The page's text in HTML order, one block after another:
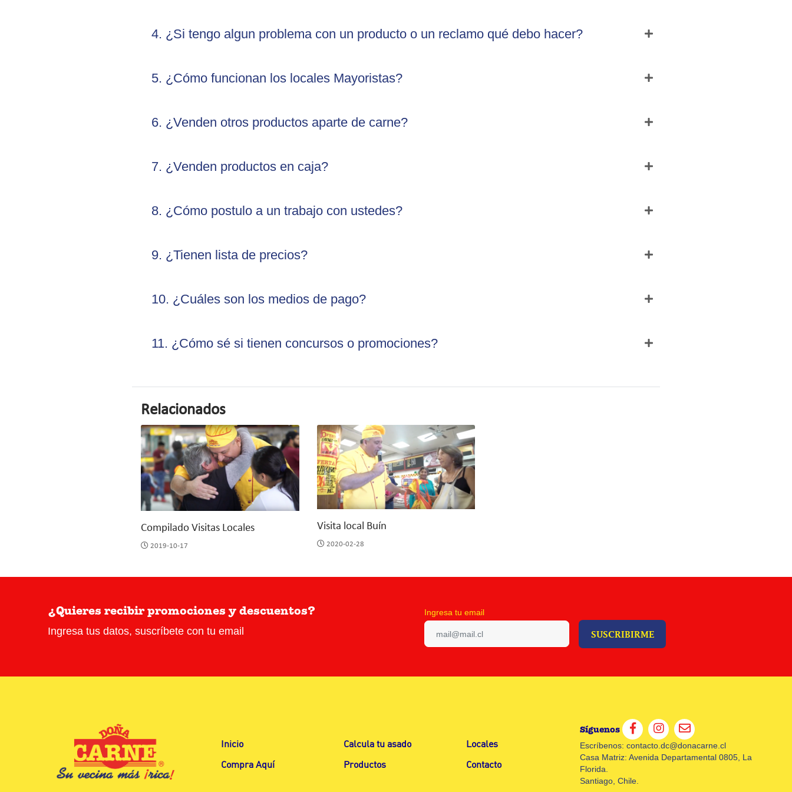
4. ¿Si tengo algun problema con un producto o un reclamo qué debo hacer?
5. ¿Cómo funcionan los locales Mayoristas?
6. ¿Venden otros productos aparte de carne?
7. ¿Venden productos en caja?
8. ¿Cómo postulo a un trabajo con ustedes?
9. ¿Tienen lista de precios?
10. ¿Cuáles son los medios de pago?
11. ¿Cómo sé si tienen concursos o promociones?
Relacionados
Compilado Visitas Locales
2019-10-17
Visita local Buín
2020-02-28
¿Quieres recibir promociones y descuentos?
Ingresa tus datos, suscríbete con tu email
Ingresa tu email
SUSCRIBIRME
Inicio
Compra Aquí
Calcula tu asado
Productos
Locales
Contacto
Síguenos
Escríbenos: contacto.dc@donacarne.cl
Casa Matriz: Avenida Departamental 0805, La
Florida.
Santiago, Chile.